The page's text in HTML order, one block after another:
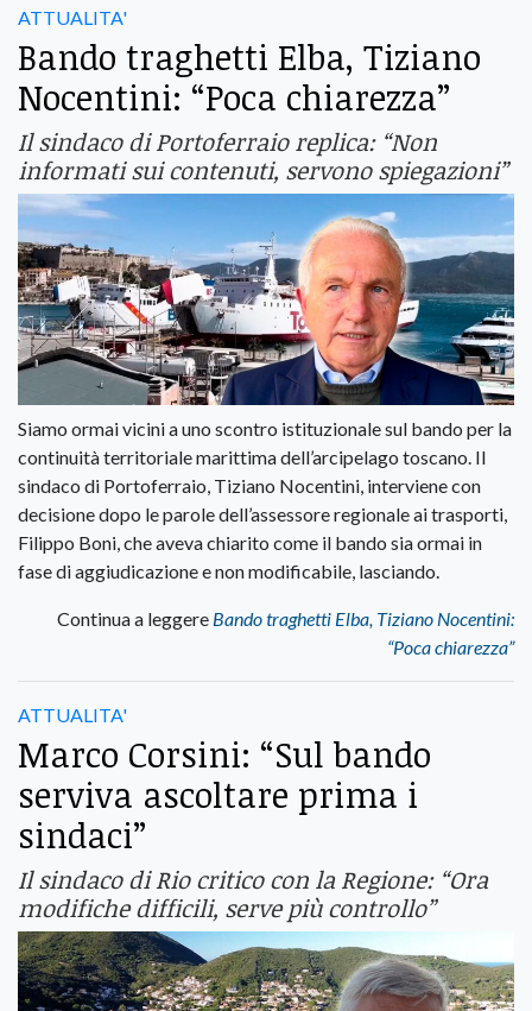
ATTUALITA'
Bando traghetti Elba, Tiziano
Nocentini: “Poca chiarezza”
Il sindaco di Portoferraio replica: “Non
informati sui contenuti, servono spiegazioni”
Siamo ormai vicini a uno scontro istituzionale sul bando per la
continuità territoriale marittima dell’arcipelago toscano. Il
sindaco di Portoferraio, Tiziano Nocentini, interviene con
decisione dopo le parole dell’assessore regionale ai trasporti,
Filippo Boni, che aveva chiarito come il bando sia ormai in
fase di aggiudicazione e non modificabile, lasciando.
Continua a leggere Bando traghetti Elba, Tiziano Nocentini:
“Poca chiarezza”
ATTUALITA'
Marco Corsini: “Sul bando
serviva ascoltare prima i
sindaci”
Il sindaco di Rio critico con la Regione: “Ora
modifiche difficili, serve più controllo”